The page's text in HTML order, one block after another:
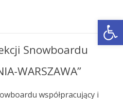
Snowboardu
WARSZAWA”
współpracujący i